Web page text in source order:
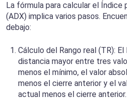
La fórmula para calcular el Índice
(ADX) implica varios pasos.
debajo:
Cálculo del Rango real (TR):
distancia mayor entre tres
menos el mínimo, el valor
menos el cierre anterior y el
actual menos el cierre